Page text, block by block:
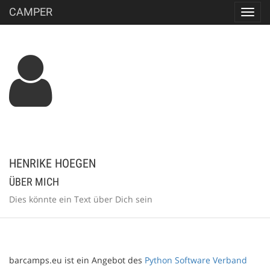
CAMPER
HENRIKE HOEGEN
ÜBER MICH
Dies könnte ein Text über Dich sein
barcamps.eu ist ein Angebot des Python Software Verband